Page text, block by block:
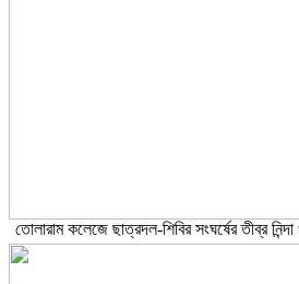
তোলারাম কলেজে ছাত্রদল-শিবির সংঘর্ষের তীব্র